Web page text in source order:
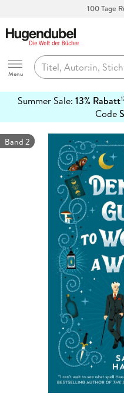
Hugendubel
Menu
Summer Sale: 13% Rabatt
Code
erfahren
Band 2